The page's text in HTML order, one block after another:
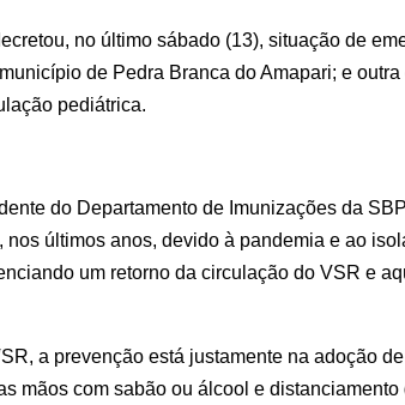
no último sábado (13), situação de
de Pedra Branca do Amapari; e
pediátrica.
do Departamento de Imunizações da
últimos anos, devido à pandemia e ao
um retorno da circulação do VSR e
a prevenção está justamente na adoção
mãos com sabão ou álcool e